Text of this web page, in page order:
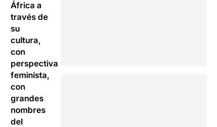
África a
través de
su
cultura,
con
perspectiva
feminista,
con
grandes
nombres
del